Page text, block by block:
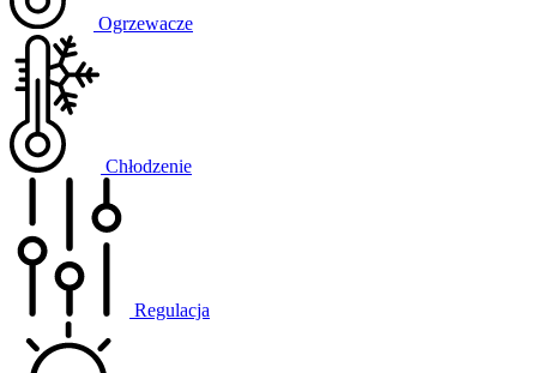
Ogrzewacze
Chłodzenie
Regulacja